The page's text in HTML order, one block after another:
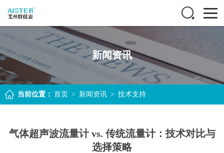
新闻资讯
当前位置： 首页 > 新闻资讯 > 技术支持
气体超声波流量计 vs. 传统流量计：技术对比与
选择策略